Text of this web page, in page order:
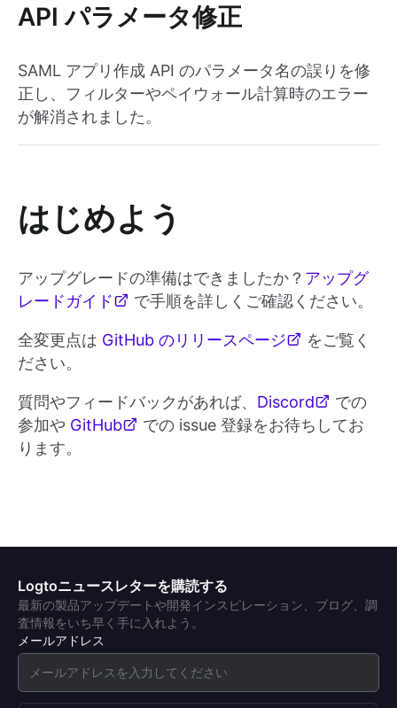
API パラメータ修正
SAML アプリ作成 API のパラメータ名の誤りを修
正し、フィルターやペイウォール計算時のエラー
が解消されました。
はじめよう
アップグレードの準備はできましたか？ アップグ
レードガイド
で手順を詳しくご確認ください。
全変更点は GitHub のリリースページ
をご覧く
ださい。
質問やフィードバックがあれば、 Discord
での
参加や GitHub
での issue 登録をお待ちしてお
ります。
Logtoニュースレターを購読する
最新の製品アップデートや開発インスピレーション、ブログ、調
査情報をいち早く手に入れよう。
メールアドレス